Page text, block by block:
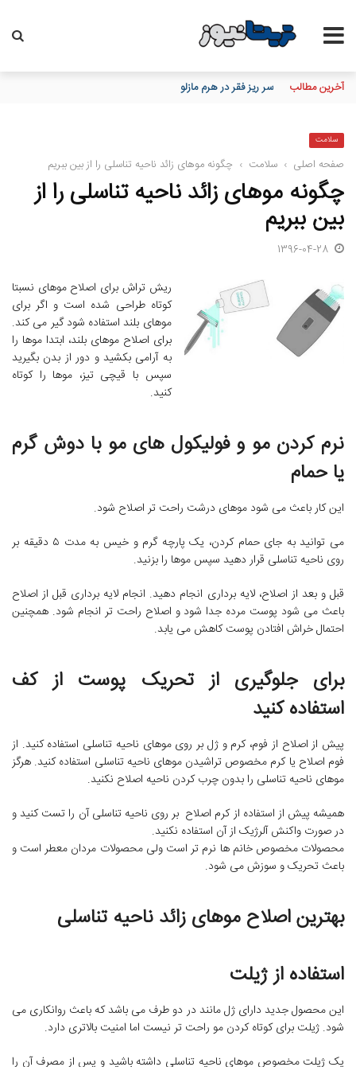
آخرین مطالب سر ریز فقر در هرم مازلو
سلامت
صفحه اصلی › سلامت › چگونه موهای زائد ناحیه تناسلی را از بین ببریم
چگونه موهای زائد ناحیه تناسلی را از
بین ببریم
1396-04-28
ریش تراش برای اصلاح موهای نسبتا
کوتاه طراحی شده است و اگر برای
موهای بلند استفاده شود گیر می کند.
برای اصلاح موهای بلند، ابتدا موها را
به آرامی بکشید و دور از بدن بگیرید
سپس با قیچی تیز، موها را کوتاه
کنید.
نرم کردن مو و فولیکول های مو با دوش گرم
یا حمام
این کار باعث می شود موهای درشت راحت تر اصلاح شود.
می توانید به جای حمام کردن، یک پارچه گرم و خیس به مدت ۵ دقیقه بر
روی ناحیه تناسلی قرار دهید سپس موها را بزنید.
قبل و بعد از اصلاح، لایه برداری انجام دهید. انجام لایه برداری قبل از اصلاح
باعث می شود پوست مرده جدا شود و اصلاح راحت تر انجام شود. همچنین
احتمال خراش افتادن پوست کاهش می یابد.
برای جلوگیری از تحریک پوست از کف
استفاده کنید
پیش از اصلاح از فوم، کرم و ژل بر روی موهای ناحیه تناسلی استفاده کنید. از
فوم اصلاح یا کرم مخصوص تراشیدن موهای ناحیه تناسلی استفاده کنید. هرگز
موهای ناحیه تناسلی را بدون چرب کردن ناحیه اصلاح نکنید.
همیشه پیش از استفاده از کرم اصلاح بر روی ناحیه تناسلی آن را تست کنید و
در صورت واکنش آلرژیک از آن استفاده نکنید.
محصولات مخصوص خانم ها نرم تر است ولی محصولات مردان معطر است و
باعث تحریک و سوزش می شود.
بهترین اصلاح موهای زائد ناحیه تناسلی
استفاده از ژیلت
این محصول جدید دارای ژل مانند در دو طرف می باشد که باعث روانکاری می
شود. ژیلت برای کوتاه کردن مو راحت تر نیست اما امنیت بالاتری دارد.
یک ژِیلت مخصوص موهای ناحیه تناسلی داشته باشید و پس از مصرف آن را